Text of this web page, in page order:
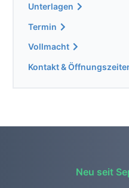
Unterlagen
Termin
Vollmacht
Kontakt &
Neu seit